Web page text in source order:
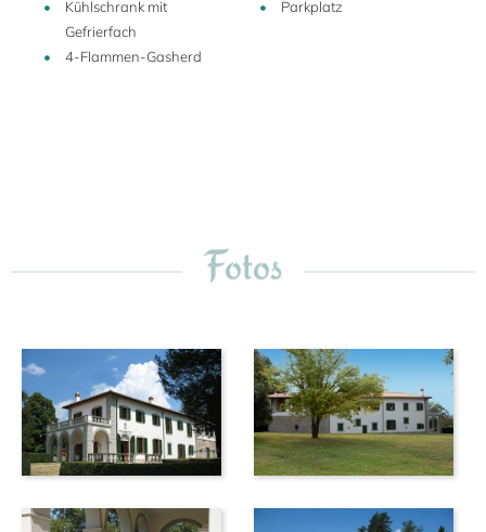
Kühlschrank mit
Gefrierfach
4-Flammen-Gasherd
Parkplatz
Fotos